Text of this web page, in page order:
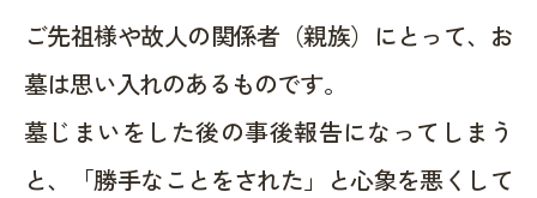
ご先祖様や故人の関係者（親族）にとって、お
墓は思い入れのあるものです。
墓じまいをした後の事後報告になってしまう
と、「勝手なことをされた」と心象を悪くして